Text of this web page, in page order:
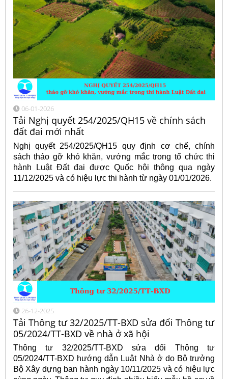
06-01-2026
Tải Nghị quyết 254/2025/QH15 về chính sách
đất đai mới nhất
Nghị quyết 254/2025/QH15 quy định cơ chế, chính
sách tháo gỡ khó khăn, vướng mắc trong tổ chức thi
hành Luật Đất đai được Quốc hội thông qua ngày
11/12/2025 và có hiệu lực thi hành từ ngày 01/01/2026.
26-12-2025
Tải Thông tư 32/2025/TT-BXD sửa đổi Thông tư
05/2024/TT-BXD về nhà ở xã hội
Thông tư 32/2025/TT-BXD sửa đổi Thông tư
05/2024/TT-BXD hướng dẫn Luật Nhà ở do Bộ trưởng
Bộ Xây dựng ban hành ngày 10/11/2025 và có hiệu lực